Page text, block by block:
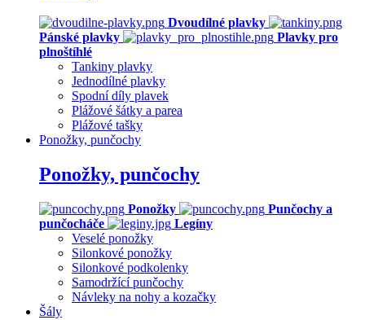
Dvoudílné plavky
Pánské plavky
Plavky pro
plnoštíhlé
Tankiny plavky
Jednodílné plavky
Spodní díly plavek
Plážové šátky a parea
Plážové tašky
Ponožky, punčochy
Ponožky, punčochy
Ponožky
Punčochy a
punčocháče
Legíny
Veselé ponožky
Silonkové ponožky
Silonkové podkolenky
Samodržící punčochy
Návleky na nohy a kozačky
Šály